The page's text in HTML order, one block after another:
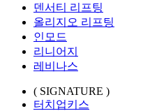
덴서티 리프팅
올리지오 리프팅
인모드
리니어지
레비나스
( SIGNATURE )
터치업키스